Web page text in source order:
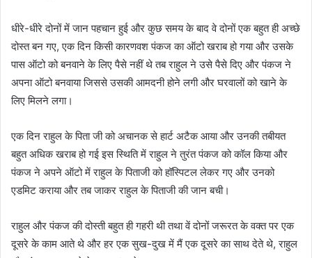
धीरे-धीरे दोनों में जान पहचान हुई और कुछ समय के बाद वे दोनों एक बहुत ही अच्छे
दोस्त बन गए, एक दिन किसी कारणवश पंकज का ऑटो खराब हो गया और उसके
पास ऑटो को बनवाने के लिए पैसे नहीं थे तब राहुल ने उसे पैसे दिए और पंकज ने
अपना ऑटो बनवाया जिससे उसकी आमदनी होने लगी और घरवालों को खाने के
लिए मिलने लगा।
एक दिन राहुल के पिता जी को अचानक से हार्ट अटैक आया और उनकी तबीयत
बहुत अधिक खराब हो गई इस स्थिति में राहुल ने तुरंत पंकज को कॉल किया और
पंकज ने अपने ऑटो में राहुल के पिताजी को हॉस्पिटल लेकर गए और उनको
एडमिट कराया और तब जाकर राहुल के पिताजी की जान बची।
राहुल और पंकज की दोस्ती बहुत ही गहरी थी तथा वें दोनों जरूरत के वक्त पर एक
दूसरे के काम आते थे और हर एक सुख-दुख में मैं एक दूसरे का साथ देते थे, राहुल